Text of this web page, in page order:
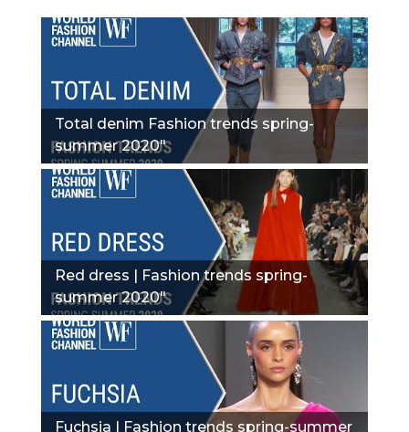
Total denim Fashion trends spring-
summer 2020"
Red dress | Fashion trends spring-
summer 2020"
Fuchsia | Fashion trends spring-summer